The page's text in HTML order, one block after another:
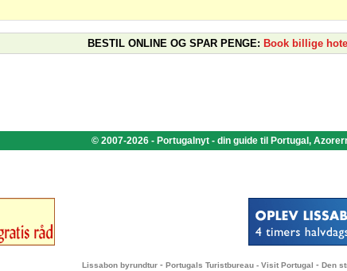
BESTIL ONLINE OG SPAR PENGE: Book billige
© 2007-2026 - Portugalnyt - din guide til Portugal,
Lissabon byrundtur - Portugals Turistbureau - Visit Portugal - Den